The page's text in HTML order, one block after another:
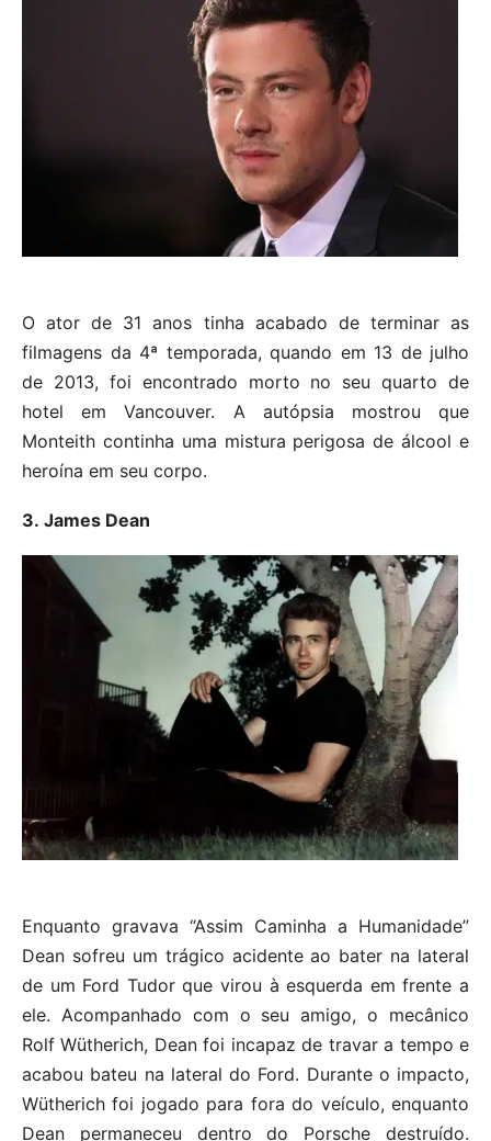
O ator de 31 anos tinha acabado de terminar as
filmagens da 4ª temporada, quando em 13 de julho
de 2013, foi encontrado morto no seu quarto de
hotel em Vancouver. A autópsia mostrou que
Monteith continha uma mistura perigosa de álcool e
heroína em seu corpo.
3. James Dean
Enquanto gravava “Assim Caminha a Humanidade”
Dean sofreu um trágico acidente ao bater na lateral
de um Ford Tudor que virou à esquerda em frente a
ele. Acompanhado com o seu amigo, o mecânico
Rolf Wütherich, Dean foi incapaz de travar a tempo e
acabou bateu na lateral do Ford. Durante o impacto,
Wütherich foi jogado para fora do veículo, enquanto
Dean permaneceu dentro do Porsche destruído.